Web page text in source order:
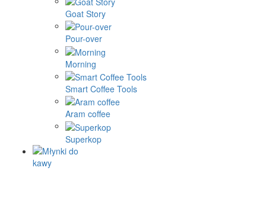
Goat Story
Pour-over
Morning
Smart Coffee Tools
Aram coffee
Superkop